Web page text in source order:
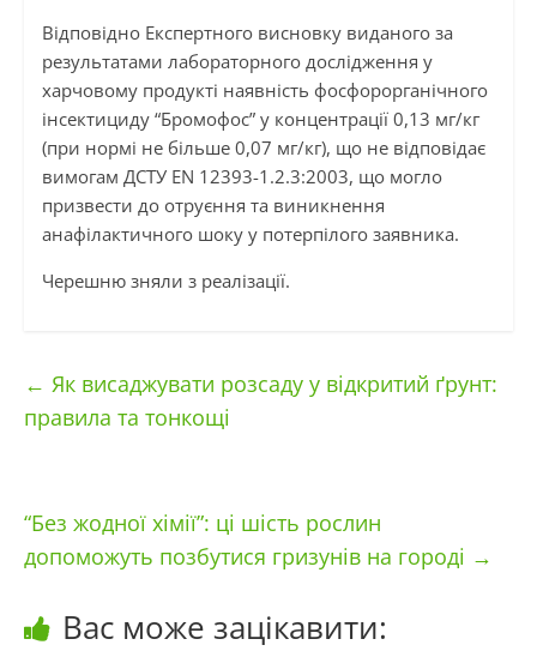
Відповідно Експертного висновку виданого за
результатами лабораторного дослідження у
харчовому продукті наявність фосфорорганічного
інсектициду “Бромофос” у концентрації 0,13 мг/кг
(при нормі не більше 0,07 мг/кг), що не відповідає
вимогам ДСТУ EN 12393-1.2.3:2003, що могло
призвести до отруєння та виникнення
анафілактичного шоку у потерпілого заявника.
Черешню зняли з реалізації.
← Як висаджувати розсаду у відкритий ґрунт:
правила та тонкощі
“Без жодної хімії”: ці шість рослин
допоможуть позбутися гризунів на городі →
Вас може зацікавити: